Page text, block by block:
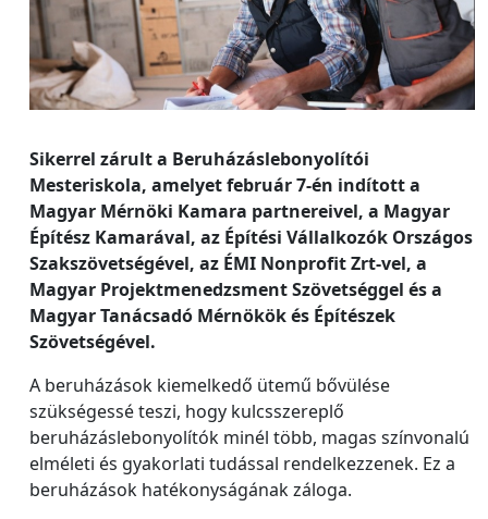
Sikerrel zárult a Beruházáslebonyolítói
Mesteriskola, amelyet február 7-én indított a
Magyar Mérnöki Kamara partnereivel, a Magyar
Építész Kamarával, az Építési Vállalkozók Országos
Szakszövetségével, az ÉMI Nonprofit Zrt-vel, a
Magyar Projektmenedzsment Szövetséggel és a
Magyar Tanácsadó Mérnökök és Építészek
Szövetségével.
A beruházások kiemelkedő ütemű bővülése
szükségessé teszi, hogy kulcsszereplő
beruházáslebonyolítók minél több, magas színvonalú
elméleti és gyakorlati tudással rendelkezzenek. Ez a
beruházások hatékonyságának záloga.